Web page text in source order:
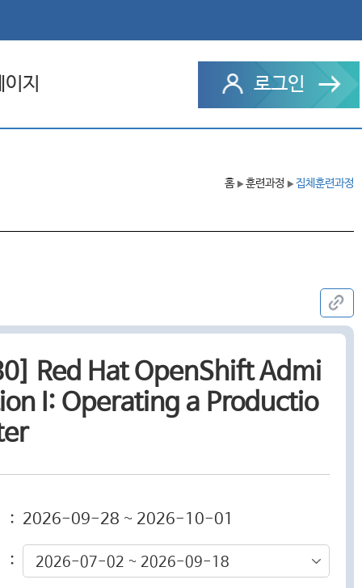
지 로그인
홈 ▶ 훈련과정 ▶ 집체훈련과정
Red Hat OpenShift Admi
I: Operating a Productio
: 2026-09-28 ~ 2026-10-01
: 2026-07-02 ~ 2026-09-18